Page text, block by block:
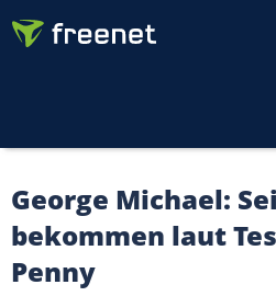
George Michael:
bekommen laut
Penny